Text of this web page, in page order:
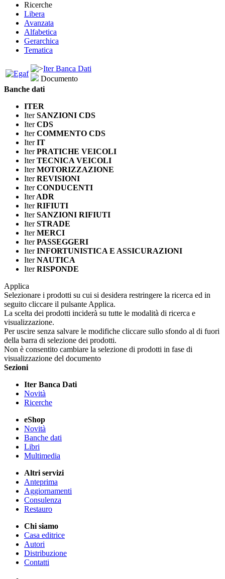
Ricerche
Libera
Avanzata
Alfabetica
Gerarchica
Tematica
Iter Banca Dati
Documento
Banche dati
ITER
IterSANZIONI CDS
IterCDS
IterCOMMENTO CDS
IterIT
IterPRATICHE VEICOLI
IterTECNICA VEICOLI
IterMOTORIZZAZIONE
IterREVISIONI
IterCONDUCENTI
IterADR
IterRIFIUTI
IterSANZIONI RIFIUTI
IterSTRADE
IterMERCI
IterPASSEGGERI
IterINFORTUNISTICA E ASSICURAZIONI
IterNAUTICA
IterRISPONDE
Applica
Selezionare i prodotti su cui si desidera restringere la ricerca ed in
seguito cliccare il pulsante Applica.
La scelta dei prodotti inciderà su tutte le modalità di ricerca e
visualizzazione.
Per uscire senza salvare le modifiche cliccare sullo sfondo al di fuori
della barra di selezione dei prodotti.
Non è consentito cambiare la selezione di prodotti in fase di
visualizzazione del documento
Sezioni
Iter Banca Dati
Novità
Ricerche
eShop
Novità
Banche dati
Libri
Multimedia
Altri servizi
Anteprima
Aggiornamenti
Consulenza
Restauro
Chi siamo
Casa editrice
Autori
Distribuzione
Contatti